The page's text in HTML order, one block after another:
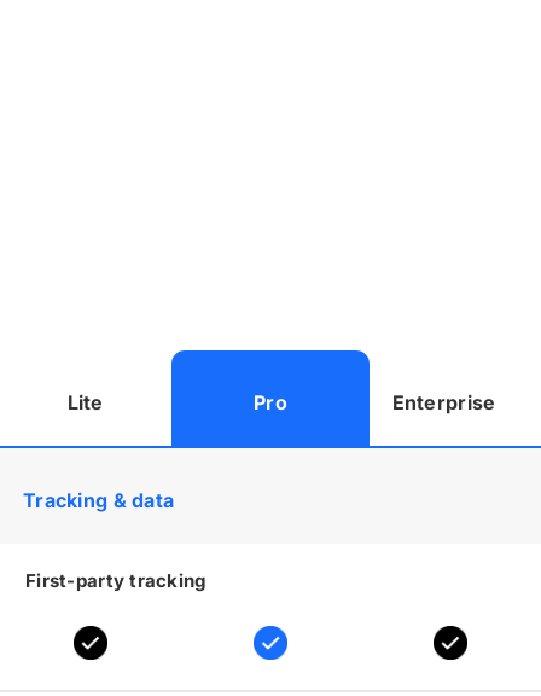
Lite Pro Enterprise
Tracking & data
First-party tracking